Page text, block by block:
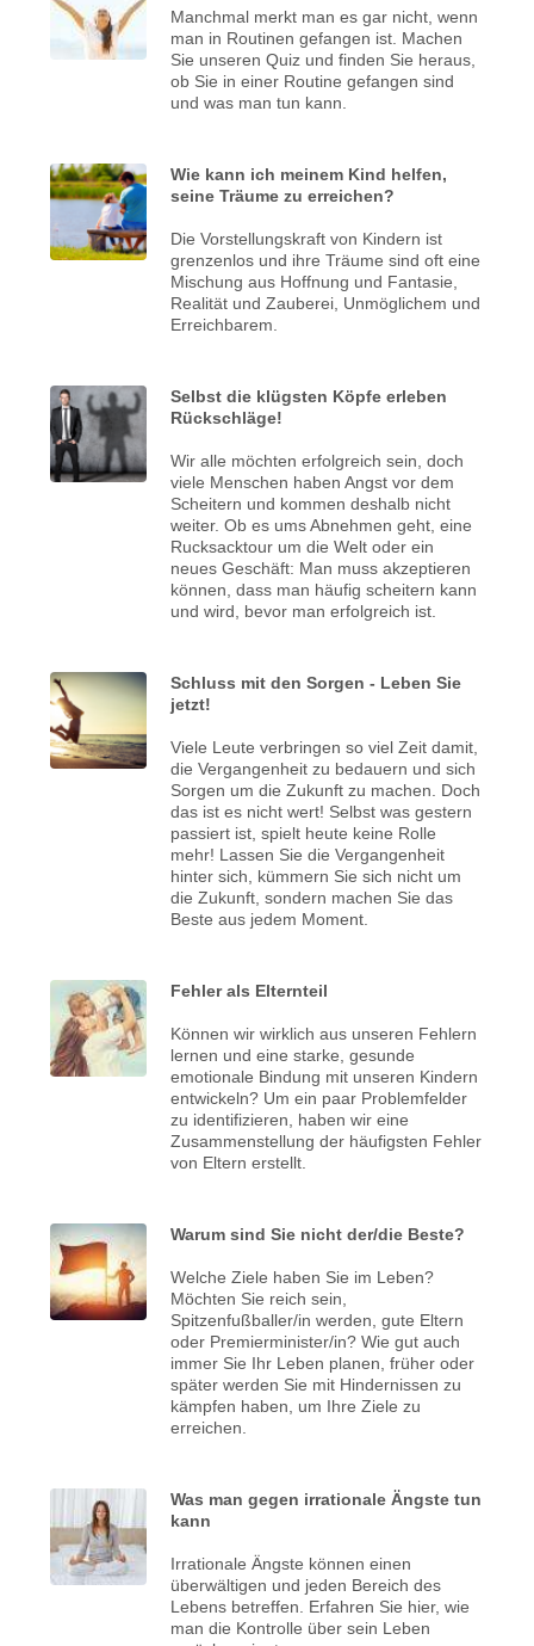
Manchmal merkt man es gar nicht, wenn
man in Routinen gefangen ist. Machen
Sie unseren Quiz und finden Sie heraus,
ob Sie in einer Routine gefangen sind
und was man tun kann.
Wie kann ich meinem Kind helfen,
seine Träume zu erreichen?
Die Vorstellungskraft von Kindern ist
grenzenlos und ihre Träume sind oft eine
Mischung aus Hoffnung und Fantasie,
Realität und Zauberei, Unmöglichem und
Erreichbarem.
Selbst die klügsten Köpfe erleben
Rückschläge!
Wir alle möchten erfolgreich sein, doch
viele Menschen haben Angst vor dem
Scheitern und kommen deshalb nicht
weiter. Ob es ums Abnehmen geht, eine
Rucksacktour um die Welt oder ein
neues Geschäft: Man muss akzeptieren
können, dass man häufig scheitern kann
und wird, bevor man erfolgreich ist.
Schluss mit den Sorgen - Leben Sie
jetzt!
Viele Leute verbringen so viel Zeit damit,
die Vergangenheit zu bedauern und sich
Sorgen um die Zukunft zu machen. Doch
das ist es nicht wert! Selbst was gestern
passiert ist, spielt heute keine Rolle
mehr! Lassen Sie die Vergangenheit
hinter sich, kümmern Sie sich nicht um
die Zukunft, sondern machen Sie das
Beste aus jedem Moment.
Fehler als Elternteil
Können wir wirklich aus unseren Fehlern
lernen und eine starke, gesunde
emotionale Bindung mit unseren Kindern
entwickeln? Um ein paar Problemfelder
zu identifizieren, haben wir eine
Zusammenstellung der häufigsten Fehler
von Eltern erstellt.
Warum sind Sie nicht der/die Beste?
Welche Ziele haben Sie im Leben?
Möchten Sie reich sein,
Spitzenfußballer/in werden, gute Eltern
oder Premierminister/in? Wie gut auch
immer Sie Ihr Leben planen, früher oder
später werden Sie mit Hindernissen zu
kämpfen haben, um Ihre Ziele zu
erreichen.
Was man gegen irrationale Ängste tun
kann
Irrationale Ängste können einen
überwältigen und jeden Bereich des
Lebens betreffen. Erfahren Sie hier, wie
man die Kontrolle über sein Leben